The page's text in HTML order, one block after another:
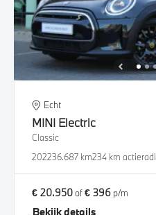
Echt
MINI Electric
Classic
202236.687 km234 km
€ 20.950of€ 396 p/m
Bekijk details